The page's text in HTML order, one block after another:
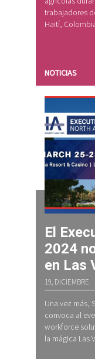
NOTICIAS
trabajadores
Haití,
El
2024
en Las
19, DICIEMBRE
Una vez más,
convoca al
workforce
la mágica Las